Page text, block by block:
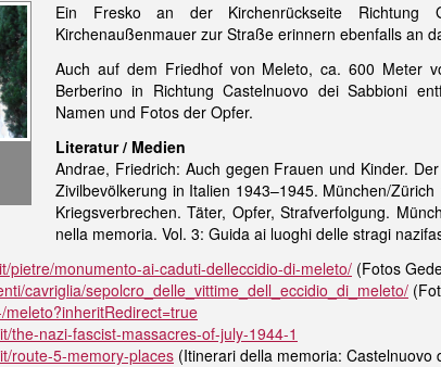
Ein Fresko an der Kirchenrückseite Richtung
Kirchenaußenmauer zur Straße erinnern ebenfalls an
Auch auf dem Friedhof von Meleto, ca. 600 Meter
Berberino in Richtung Castelnuovo dei Sabbioni
Namen und Fotos der Opfer.
Literatur / Medien
Andrae, Friedrich: Auch gegen Frauen und Kinder.
Zivilbevölkerung in Italien 1943–1945. München/
Kriegsverbrechen. Täter, Opfer, Strafverfolgung.
nella memoria. Vol. 3: Guida ai luoghi delle stragi
pietre/monumento-ai-caduti-delleccidio-di-meleto/ (Fotos
cavriglia/sepolcro_delle_vittime_dell_eccidio_di_meleto/
the-nazi-fascist-massacres-of-july-1944-1
route-5-memory-places (Itinerari della memoria: